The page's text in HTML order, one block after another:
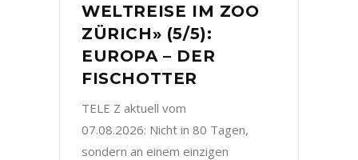
WELTREISE IM ZOO
ZÜRICH» (5/5):
EUROPA – DER
FISCHOTTER
TELE Z aktuell vom
07.08.2026: Nicht in 80 Tagen,
sondern an einem einzigen